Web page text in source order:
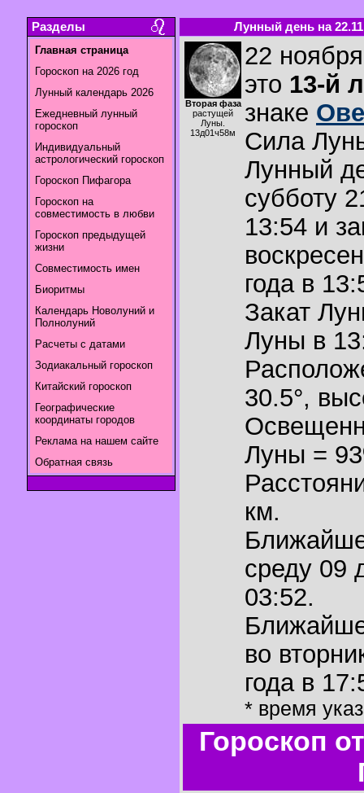
Разделы
Главная страница
Гороскоп на 2026 год
Лунный календарь 2026
Ежедневный лунный
гороскоп
Индивидуальный
астрологический гороскоп
Гороскоп Пифагора
Гороскоп на
совместимость в любви
Гороскоп предыдущей
жизни
Совместимость имен
Биоритмы
Календарь Новолуний и
Полнолуний
Расчеты с датами
Зодиакальный гороскоп
Китайский гороскоп
Географические
координаты городов
Реклама на нашем сайте
Обратная связь
Лунный день на
Вторая фаза
растущей
Луны.
13д01ч58м
22
это 13-й
знаке
Сила
Лунный
субботу
13:54 и
года в
Закат
Луны в
30.5°,
Луны =
км.
среду 09
03:52.
во
года в
* время
Гороскоп